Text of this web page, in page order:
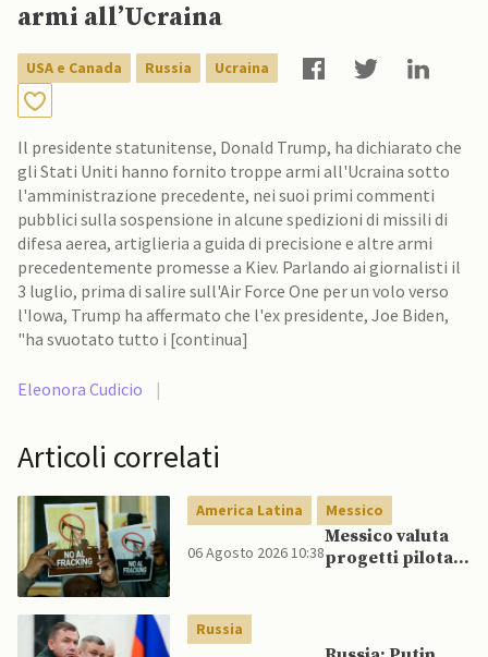
armi all’Ucraina
USA e Canada Russia Ucraina
Il presidente statunitense, Donald Trump, ha dichiarato che
gli Stati Uniti hanno fornito troppe armi all'Ucraina sotto
l'amministrazione precedente, nei suoi primi commenti
pubblici sulla sospensione in alcune spedizioni di missili di
difesa aerea, artiglieria a guida di precisione e altre armi
precedentemente promesse a Kiev. Parlando ai giornalisti il
3 luglio, prima di salire sull'Air Force One per un volo verso
l'Iowa, Trump ha affermato che l'ex presidente, Joe Biden,
"ha svuotato tutto i [continua]
Eleonora Cudicio |
Articoli correlati
America Latina Messico
06 Agosto 2026 10:38
Messico valuta
progetti pilota
gas, affermano
Russia